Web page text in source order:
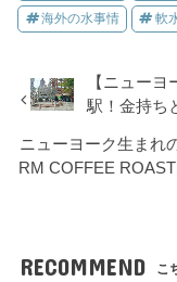
海外の水事情 軟
【ニュー
駅！金持ち
ニューヨーク生まれ
RM COFFEE
RECOMMEND こ